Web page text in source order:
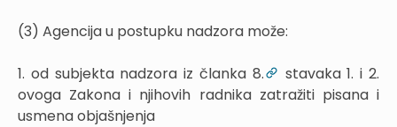
(3) Agencija u postupku nadzora može:
1. od subjekta nadzora iz članka 8.
stavaka 1. i 2.
ovoga Zakona i njihovih radnika zatražiti pisana i
usmena objašnjenja